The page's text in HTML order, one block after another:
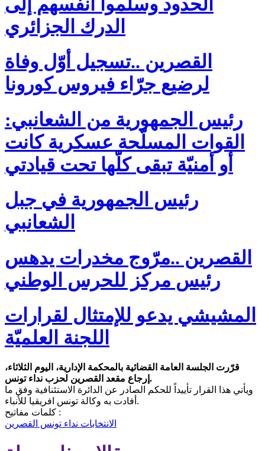
الدرك الجزائري
القصرين ..تسجيل أوّل وفاة
لرضيع جرّاء فيروس كورونا
رئيس الجمهورية من الشعانبي:
القوات المسلّحة عسكرية كانت
أو أمنيّة تبقى كلّها تحت قيادتي
رئيس الجمهورية في جبل
الشعانبي
القصرين ..مرّوج مخدرات يدهس
رئيس مركز للحرس الوطني
المشيشي يدعو للإمتثال لقرارات
اللجنة العلميّة
قرّرت الجلسة العامة القضائية بالمحكمة الإدارية، اليوم الثلاثاء،
إرجاع مقعد القصرين لحزب نداء تونس.
ويأتي هذا القرار تأييداً للحكم الصادر عن الدائرة الاستئنافية وفق ما
أفادت به وكالة تونس افريقيا للأنباء.
كلمات مفاتيح :
الانتخابات نداء تونس القصرين